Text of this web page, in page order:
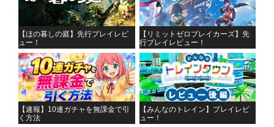
【ほの暮しの庭】先行プレイレビ
ュー！
【リミットゼロブレイカーズ】先
行プレイレビュー！
【速報】10連ガチャを無課金で引
く方法
【みんなのトレイン】プレイレビ
ュー！